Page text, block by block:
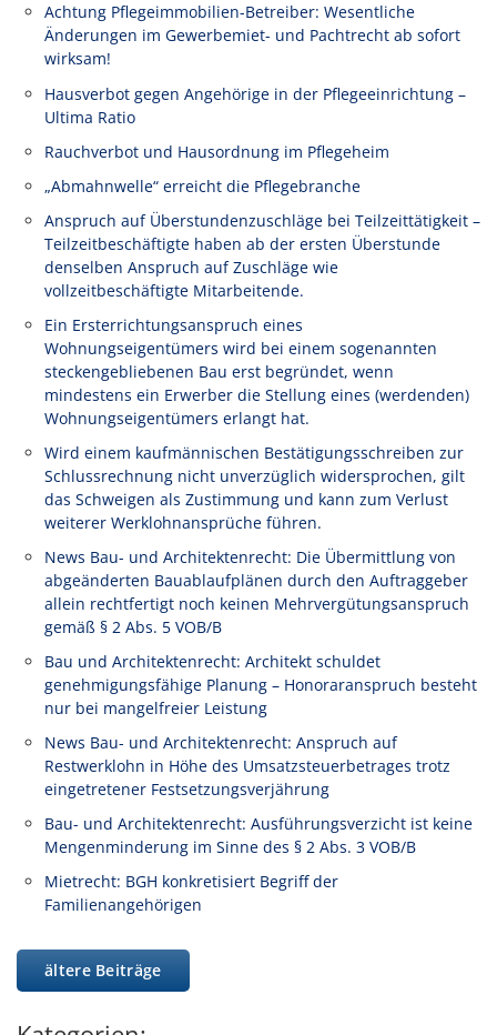
Achtung Pflegeimmobilien-Betreiber: Wesentliche
Änderungen im Gewerbemiet- und Pachtrecht ab sofort
wirksam!
Hausverbot gegen Angehörige in der Pflegeeinrichtung –
Ultima Ratio
Rauchverbot und Hausordnung im Pflegeheim
„Abmahnwelle“ erreicht die Pflegebranche
Anspruch auf Überstundenzuschläge bei Teilzeittätigkeit –
Teilzeitbeschäftigte haben ab der ersten Überstunde
denselben Anspruch auf Zuschläge wie
vollzeitbeschäftigte Mitarbeitende.
Ein Ersterrichtungsanspruch eines
Wohnungseigentümers wird bei einem sogenannten
steckengebliebenen Bau erst begründet, wenn
mindestens ein Erwerber die Stellung eines (werdenden)
Wohnungseigentümers erlangt hat.
Wird einem kaufmännischen Bestätigungsschreiben zur
Schlussrechnung nicht unverzüglich widersprochen, gilt
das Schweigen als Zustimmung und kann zum Verlust
weiterer Werklohnansprüche führen.
News Bau- und Architektenrecht: Die Übermittlung von
abgeänderten Bauablaufplänen durch den Auftraggeber
allein rechtfertigt noch keinen Mehrvergütungsanspruch
gemäß § 2 Abs. 5 VOB/B
Bau und Architektenrecht: Architekt schuldet
genehmigungsfähige Planung – Honoraranspruch besteht
nur bei mangelfreier Leistung
News Bau- und Architektenrecht: Anspruch auf
Restwerklohn in Höhe des Umsatzsteuerbetrages trotz
eingetretener Festsetzungsverjährung
Bau- und Architektenrecht: Ausführungsverzicht ist keine
Mengenminderung im Sinne des § 2 Abs. 3 VOB/B
Mietrecht: BGH konkretisiert Begriff der
Familienangehörigen
ältere Beiträge